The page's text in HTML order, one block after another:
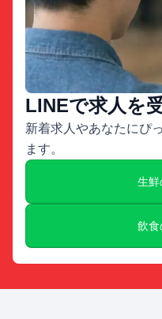
LINEで求人を
新着求人やあなたにぴ
ます。
生鮮
飲食